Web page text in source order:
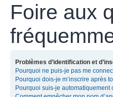
Foire aux
Problèmes d’identification et
Pourquoi ne puis-je pas me
Pourquoi dois-je m’inscrire après
Pourquoi suis-je automatiquement